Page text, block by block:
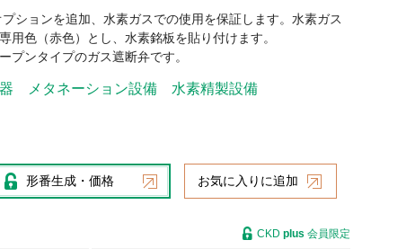
ションを追加、水素ガスでの使用を保証します。水素ガス
用色（赤色）とし、水素銘板を貼り付けます。
プンタイプのガス遮断弁です。
メタネーション設備 水素精製設備
形番生成・価格 お気に入りに追加
CKD plus 会員限定